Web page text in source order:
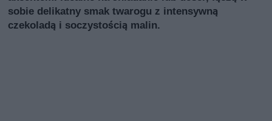
sobie delikatny smak twarogu z intensywną
czekoladą i soczystością malin.